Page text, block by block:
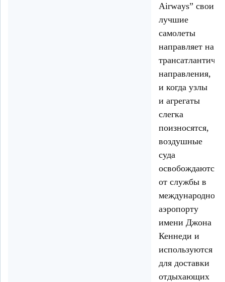
Airways” свои
лучшие
самолеты
направляет на
направления,
и когда узлы
и агрегаты
слегка
поизносятся,
воздушные
суда
освобождаются
от службы в
международном
аэропорту
имени Джона
Кеннеди и
используются
для доставки
отдыхающих